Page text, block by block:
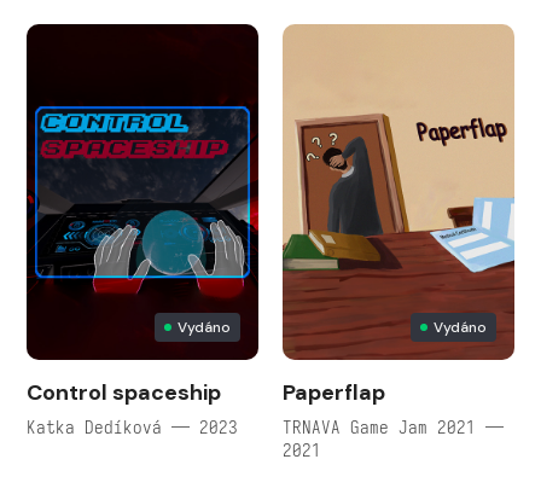
Vydáno
Control spaceship
Katka Dedíková — 2023
Vydáno
Paperflap
TRNAVA Game Jam 2021 —
2021